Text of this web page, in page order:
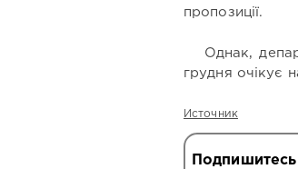
пропозиції.
Однак,
грудня очікує
Источник